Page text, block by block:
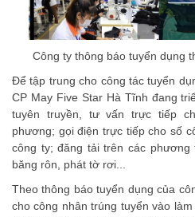
Công ty thông báo tuyển dụng
Để tập trung cho công tác tuyển
CP May Five Star Hà Tĩnh đang
tuyên truyền, tư vấn trực tiếp
phương; gọi điện trực tiếp cho số
công ty; đăng tải trên các
băng rôn, phát tờ rơi...
Theo thông báo tuyển dụng của
cho công nhân trúng tuyển vào